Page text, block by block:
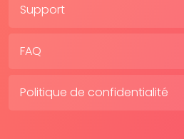
Support
FAQ
Politique de confidentialité